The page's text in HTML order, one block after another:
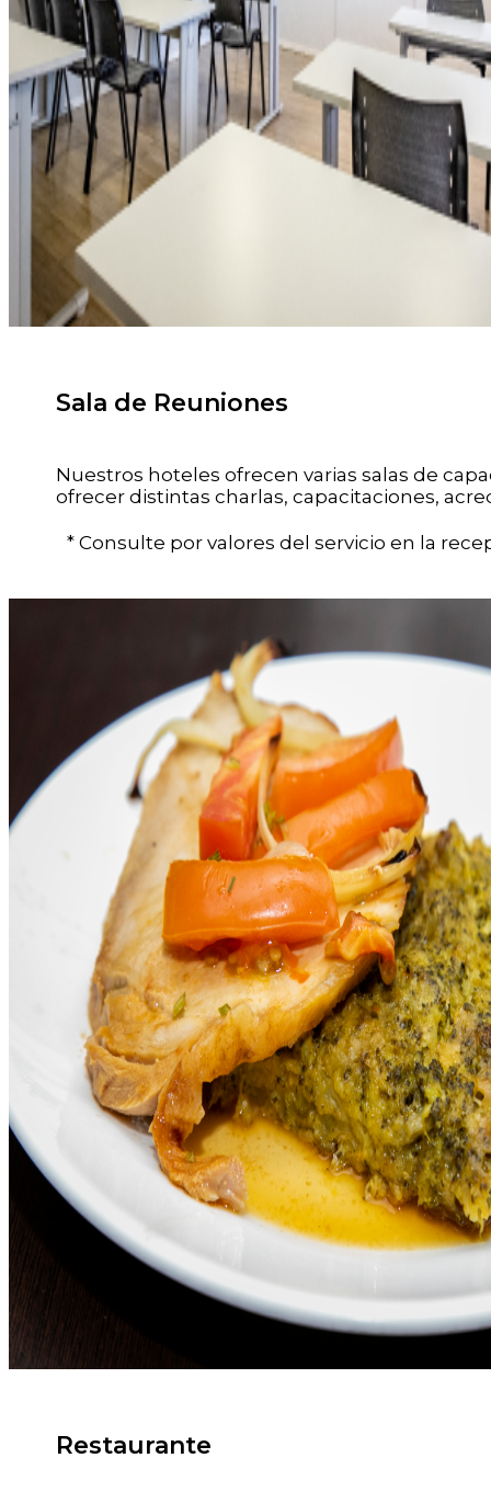
Sala de Reuniones
Nuestros hoteles ofrecen varias salas de
ofrecer distintas charlas, capacitaciones,
* Consulte por valores del servicio en la
Restaurante